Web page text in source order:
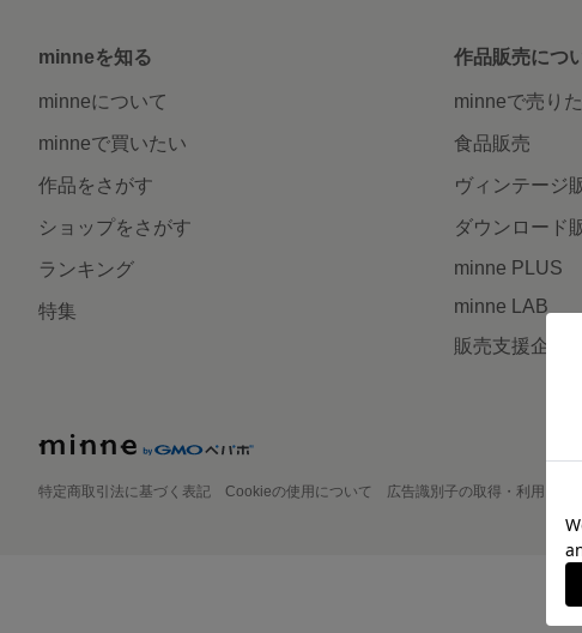
minneを知る
minneについて
minneで買いたい
作品をさがす
ショップをさがす
ランキング
特集
作品販売につ
minneで売り
食品販売
ヴィンテージ
ダウンロード
minne PLUS
minne LAB
販売支援企画
特定商取引法に基づく表記 Cookieの使用について 広告識別子の取得・利用